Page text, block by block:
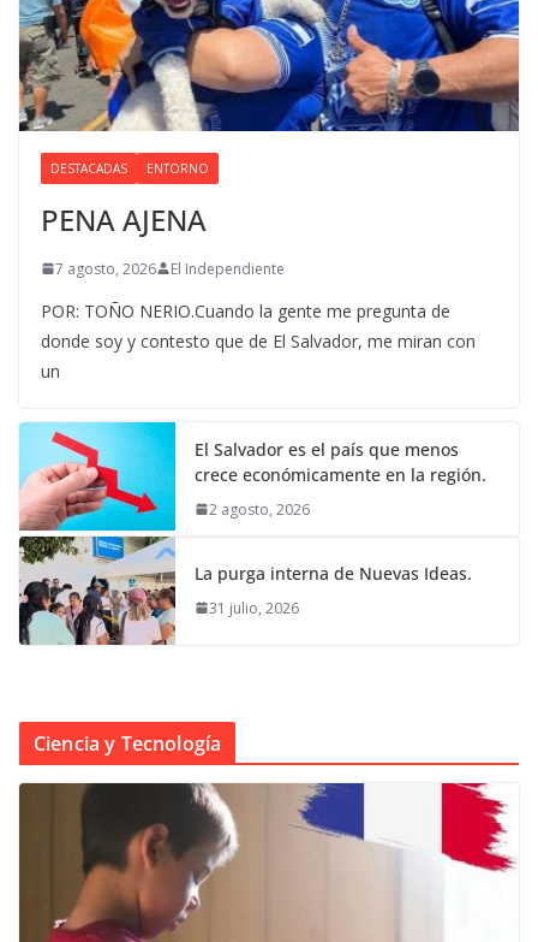
DESTACADAS ENTORNO
PENA AJENA
7 agosto, 2026 El Independiente
POR: TOÑO NERIO.Cuando la gente me pregunta de
donde soy y contesto que de El Salvador, me miran con
un
El Salvador es el país que menos
crece económicamente en la región.
2 agosto, 2026
La purga interna de Nuevas Ideas.
31 julio, 2026
Ciencia y Tecnología